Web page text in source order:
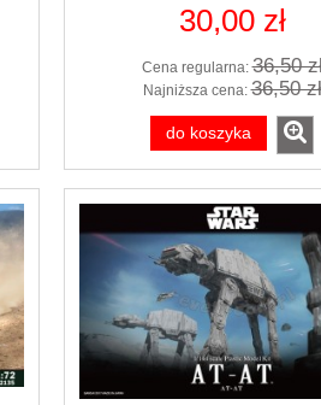
30,00 zł
Cena regularna:36,50
Najniższa cena:36,50 zł
do koszyka